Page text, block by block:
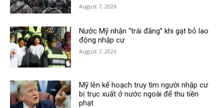
August 7, 2026
Nước Mỹ nhận “trái đắng” khi gạt bỏ lao
động nhập cư
August 7, 2026
Mỹ lên kế hoạch truy tìm người nhập cư
bị trục xuất ở nước ngoài để thu tiền
phạt